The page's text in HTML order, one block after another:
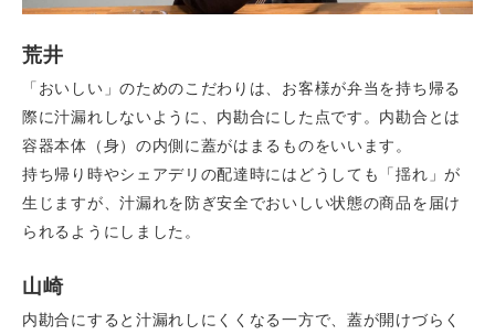
荒井
「おいしい」のためのこだわりは、お客様が弁当を持ち帰る
際に汁漏れしないように、内勘合にした点です。内勘合とは
容器本体（身）の内側に蓋がはまるものをいいます。
持ち帰り時やシェアデリの配達時にはどうしても「揺れ」が
生じますが、汁漏れを防ぎ安全でおいしい状態の商品を届け
られるようにしました。
山崎
内勘合にすると汁漏れしにくくなる一方で、蓋が開けづらく